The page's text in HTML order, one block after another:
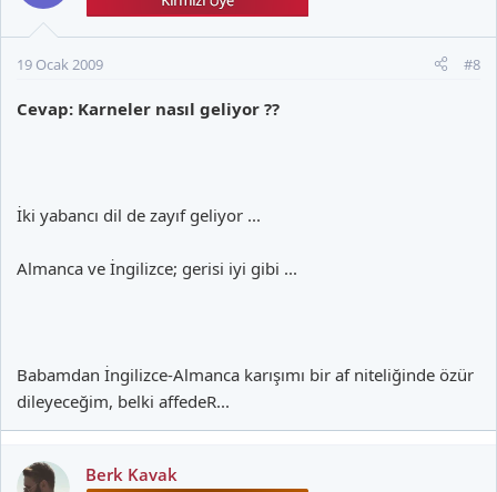
19 Ocak 2009 #8
Cevap: Karneler nasıl geliyor ??
İki yabancı dil de zayıf geliyor ...
Almanca ve İngilizce; gerisi iyi gibi ...
Babamdan İngilizce-Almanca karışımı bir af niteliğinde özür
dileyeceğim, belki affedeR...
Berk Kavak